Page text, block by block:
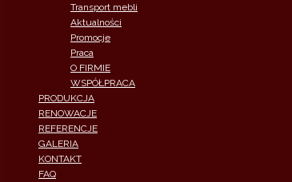
Transport mebli
Aktualności
Promocje
Praca
O FIRMIE
WSPÓŁPRACA
PRODUKCJA
RENOWACJE
REFERENCJE
GALERIA
KONTAKT
FAQ